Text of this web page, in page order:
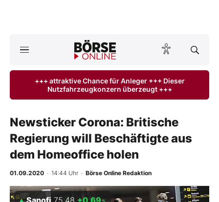
ktuelle Ausgabe BÖRSE ONLINE lesen
Anlageprodukte
Finanz-Check
BO-Musterdepots
+++ attraktive Chance für Anleger +++ Dieser
Nutzfahrzeugkonzern überzeugt +++
Newsticker Corona: Britische
Regierung will Beschäftigte aus
dem Homeoffice holen
01.09.2020 · 14:44 Uhr · Börse Online Redaktion
Sanofi 75,48 +0,69